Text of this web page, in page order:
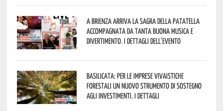
A Brienza arriva la Sagra della Patatella
accompagnata da tanta buona musica e
divertimento. I dettagli dell’evento
Basilicata: per le imprese vivaistiche
forestali un nuovo strumento di sostegno
agli investimenti. I dettagli